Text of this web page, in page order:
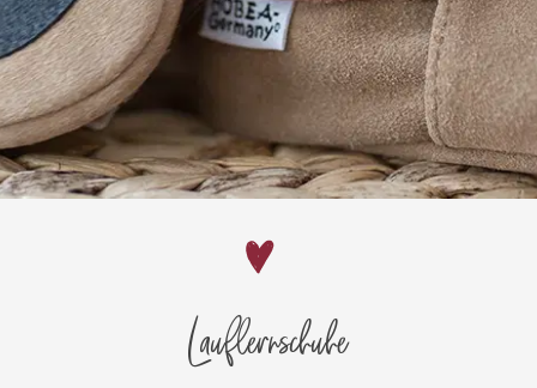
Lauflernschuhe